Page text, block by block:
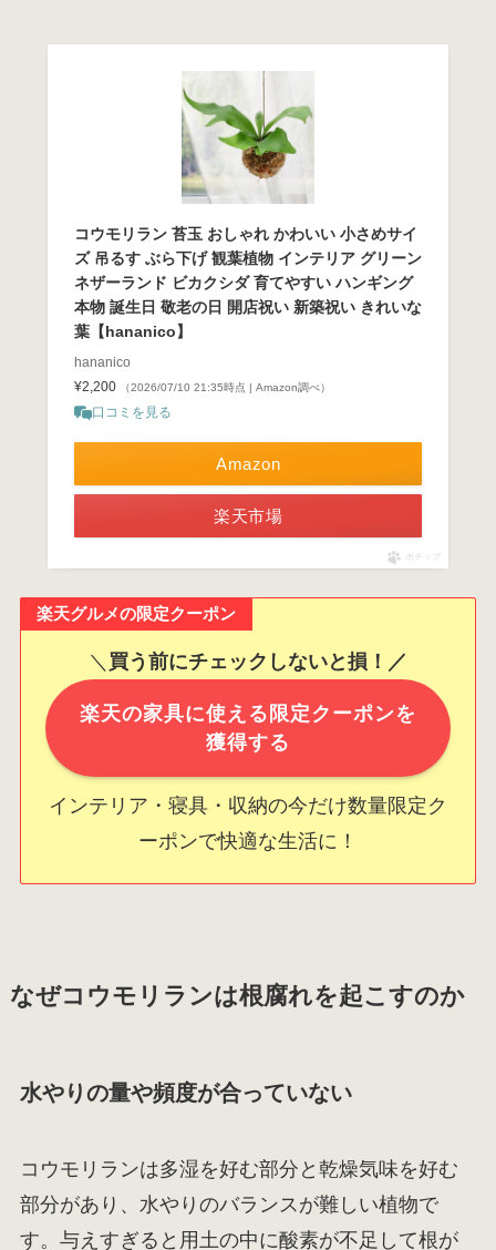
コウモリラン 苔玉 おしゃれ かわいい 小さめサイ
ズ 吊るす ぶら下げ 観葉植物 インテリア グリーン
ネザーランド ビカクシダ 育てやすい ハンギング
本物 誕生日 敬老の日 開店祝い 新築祝い きれいな
葉【hananico】
hananico
¥2,200
（2026/07/10 21:35時点 | Amazon調べ）
口コミを見る
Amazon
楽天市場
ポチップ
楽天グルメの限定クーポン
＼ 買う前にチェックしないと損！／
楽天の家具に使える限定クーポンを
獲得する
インテリア・寝具・収納の今だけ数量限定ク
ーポンで快適な生活に！
なぜコウモリランは根腐れを起こすのか
水やりの量や頻度が合っていない
コウモリランは多湿を好む部分と乾燥気味を好む
部分があり、水やりのバランスが難しい植物で
す。与えすぎると用土の中に酸素が不足して根が